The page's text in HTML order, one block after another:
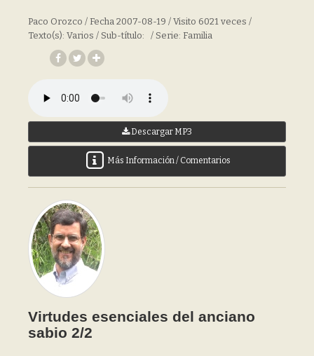
Paco Orozco / Fecha 2007-08-19 / Visito 6021 veces /
Texto(s): Varios / Sub-título: / Serie: Familia
Descargar MP3
Más Información / Comentarios
Virtudes esenciales del anciano
sabio 2/2